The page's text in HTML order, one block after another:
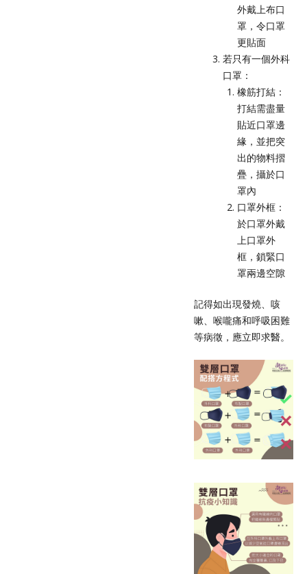
外戴上布口
罩，令口罩
更貼面
若只有一個外科
口罩：
橡筋打結：
打結需盡量
貼近口罩邊
緣，並把突
出的物料摺
疊，攝於口
罩內
口罩外框：
於口罩外戴
上口罩外
框，鎖緊口
罩兩邊空隙
記得如出現發燒、咳
嗽、喉嚨痛和呼吸困難
等病徵，應立即求醫。